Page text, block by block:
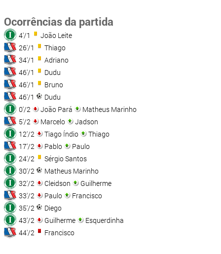
Ocorrências da partida
4'/1
João Leite
26'/1
Thiago
34'/1
Adriano
46'/1
Dudu
46'/1
Bruno
46'/1
Dudu
0'/2
João Pará
Matheus Marinho
5'/2
Marcelo
Jadson
12'/2
Tiago Índio
Thiago
17'/2
Pablo
Paulo
24'/2
Sérgio Santos
30'/2
Matheus Marinho
32'/2
Cleidson
Guilherme
33'/2
Paulo
Francisco
35'/2
Diego
43'/2
Guilherme
Esquerdinha
44'/2
Francisco